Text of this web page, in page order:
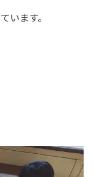
います。